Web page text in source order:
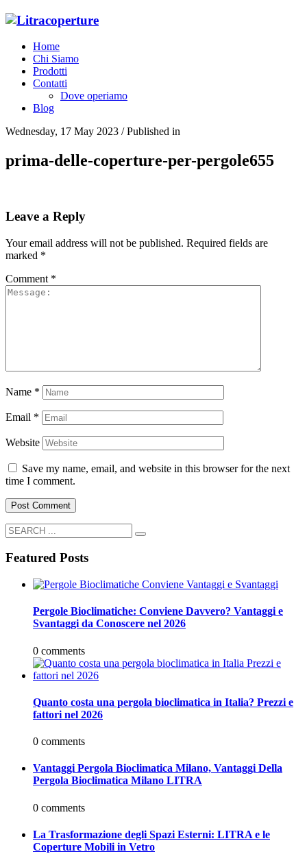
Home
Chi Siamo
Prodotti
Contatti
Dove operiamo
Blog
Wednesday, 17 May 2023 /Published in
prima-delle-coperture-per-pergole655
Leave a Reply
Your email address will not be published. Required fields are
marked *
Comment *
Name *
Email *
Website
Save my name, email, and website in this browser for the next
time I comment.
Featured Posts
Pergole Bioclimatiche: Conviene Davvero? Vantaggi e
Svantaggi da Conoscere nel 2026
0 comments
Quanto costa una pergola bioclimatica in Italia? Prezzi e
fattori nel 2026
0 comments
Vantaggi Pergola Bioclimatica Milano, Vantaggi Della
Pergola Bioclimatica Milano LITRA
0 comments
La Trasformazione degli Spazi Esterni: LITRA e le
Coperture Mobili in Vetro